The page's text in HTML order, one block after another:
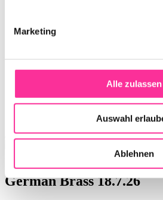
Marketing
Alle zulassen
Auswahl
Ablehnen
German Brass 18.7.26